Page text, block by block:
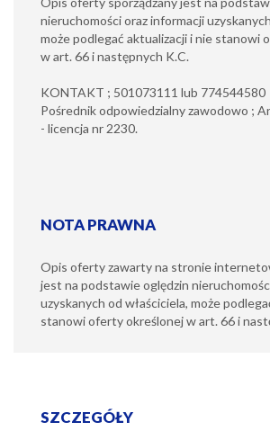
nieruchomości oraz informacji
może podlegać aktualizacji i nie stanowi
w art. 66 i następnych K.C.
KONTAKT ; 501073111 lub 774544580
Pośrednik odpowiedzialny zawodowo ;
- licencja nr 2230.
NOTA PRAWNA
Opis oferty zawarty na stronie
jest na podstawie oględzin
uzyskanych od właściciela, może
stanowi oferty określonej w art. 66 i
SZCZEGÓŁY